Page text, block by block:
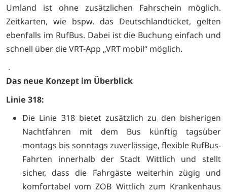
Umland ist ohne zusätzlichen Fahrschein möglich.
Zeitkarten, wie bspw. das Deutschlandticket, gelten
ebenfalls im RufBus. Dabei ist die Buchung einfach und
schnell über die VRT-App „VRT mobil“ möglich.
.
Das neue Konzept im Überblick
Linie 318:
Die Linie 318 bietet zusätzlich zu den bisherigen
Nachtfahren mit dem Bus künftig tagsüber
montags bis sonntags zuverlässige, flexible RufBus-
Fahrten innerhalb der Stadt Wittlich und stellt
sicher, dass die Fahrgäste weiterhin zügig und
komfortabel vom ZOB Wittlich zum Krankenhaus